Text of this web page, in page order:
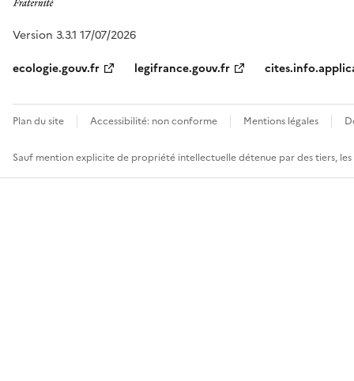
Version 3.3.1 17/07/2026
ecologie.gouv.fr
legifrance.gouv.fr
Plan du site Accessibilité: non conforme Mentions légales
Sauf mention explicite de propriété intellectuelle détenue par des tiers,